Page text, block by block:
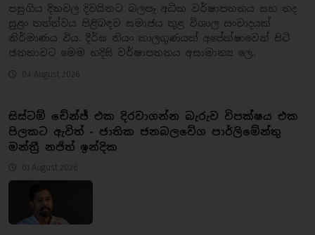
​පසුගිය දිනවල දිවයිනට බලපෑ අධික වර්ෂාපතනය සහ තද
සුළං තත්ත්වය පිළිබඳව සමාජය තුළ විශාල සංවාදයක්
නිර්මාණය විය. දීර්ඝ නියං කාලගුණයක් අපේක්ෂාවෙන් සිටි
ජනතාවට මෙම හදිසි වර්ෂාපතනය අසාමාන්‍ය ලෙ..
04 August 2026
සිස්ටම් චේන්ජ් එක දිරවාගන්න බැරුව විපක්ෂය එක
පිලකට ඇවිත් - ජාතික ජනබලවේග පාර්ලිමේන්තු
මන්ත්‍රී නජිත් ඉන්දික
01 August 2026